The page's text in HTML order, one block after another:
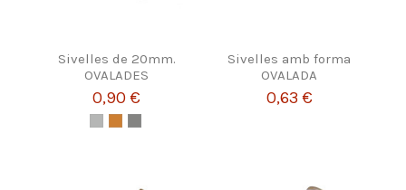
Sivelles de 20mm.
OVALADES
0,90 €
Sivelles amb forma
OVALADA
0,63 €